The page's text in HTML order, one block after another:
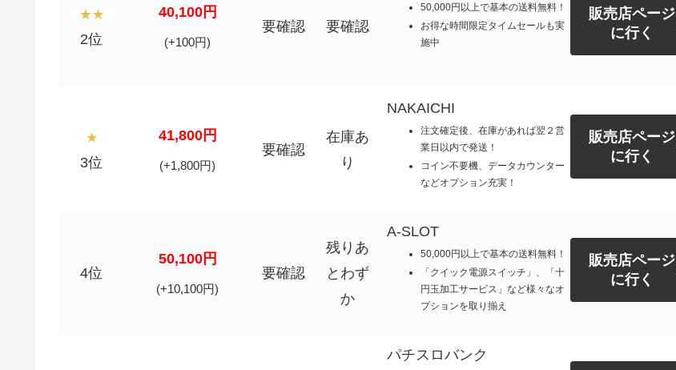
2位
40,100円
(+100円)
要確認 要確認
50,000円以上で基本の送料無料！
お得な時間限定タイムセールも実
施中
販売店ページ
に行く
3位
41,800円
(+1,800円)
要確認
在庫あ
り
NAKAICHI
注文確定後、在庫があれば翌２営
業日以内で発送！
コイン不要機、データカウンター
などオプション充実！
販売店ページ
に行く
4位
50,100円
(+10,100円)
要確認
残りあ
とわず
か
A-SLOT
50,000円以上で基本の送料無料！
「クイック電源スイッチ」、「十
円玉加工サービス」など様々なオ
プションを取り揃え
販売店ページ
に行く
パチスロバンク